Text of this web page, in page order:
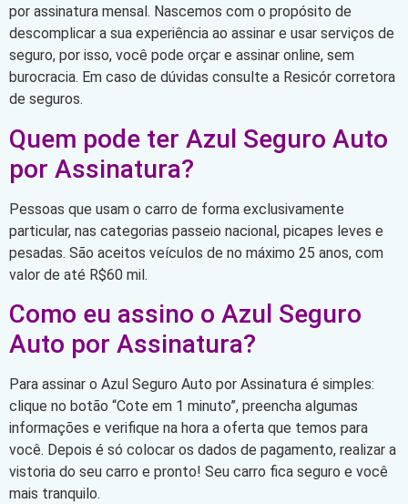
por assinatura mensal. Nascemos com o propósito de
descomplicar a sua experiência ao assinar e usar serviços de
seguro, por isso, você pode orçar e assinar online, sem
burocracia. Em caso de dúvidas consulte a Resicór corretora
de seguros.
Quem pode ter Azul Seguro Auto
por Assinatura?
Pessoas que usam o carro de forma exclusivamente
particular, nas categorias passeio nacional, picapes leves e
pesadas. São aceitos veículos de no máximo 25 anos, com
valor de até R$60 mil.
Como eu assino o Azul Seguro
Auto por Assinatura?
Para assinar o Azul Seguro Auto por Assinatura é simples:
clique no botão “Cote em 1 minuto”, preencha algumas
informações e verifique na hora a oferta que temos para
você. Depois é só colocar os dados de pagamento, realizar a
vistoria do seu carro e pronto! Seu carro fica seguro e você
mais tranquilo.